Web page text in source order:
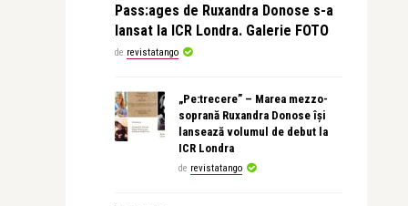
Pass:ages de Ruxandra Donose s-a
lansat la ICR Londra. Galerie FOTO
de revistatango
„Pe:trecere” – Marea mezzo-
soprană Ruxandra Donose își
lansează volumul de debut la
ICR Londra
de revistatango